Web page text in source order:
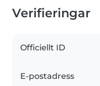
Verifieringar
Officiellt ID
E-postadress